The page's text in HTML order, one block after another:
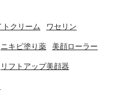
トクリーム ワセリン
ニキビ塗り薬 美顔ローラー
リフトアップ美顔器